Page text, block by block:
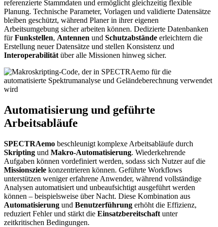
referenzierte Stammdaten und ermöglicht gleichzeitig flexible
Planung. Technische Parameter, Vorlagen und validierte Datensätze
bleiben geschützt, während Planer in ihrer eigenen
Arbeitsumgebung sicher arbeiten können. Dedizierte Datenbanken
fürFunkstellen, Antennen und Schutzabstände erleichtern die
Erstellung neuer Datensätze und stellen Konsistenz und
Interoperabilität über alle Missionen hinweg sicher.
Automatisierung und geführte
Arbeitsabläufe
SPECTRAemo beschleunigt komplexe Arbeitsabläufe durch
Skripting und Makro-Automatisierung. Wiederkehrende
Aufgaben können vordefiniert werden, sodass sich Nutzer auf die
Missionsziele konzentrieren können. Geführte Workflows
unterstützen weniger erfahrene Anwender, während vollständige
Analysen automatisiert und unbeaufsichtigt ausgeführt werden
können – beispielsweise über Nacht. Diese Kombination aus
Automatisierung und Benutzerführung erhöht die Effizienz,
reduziert Fehler und stärkt die Einsatzbereitschaft unter
zeitkritischen Bedingungen.